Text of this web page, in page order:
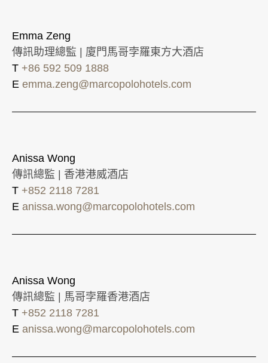
Emma Zeng
傳訊助理總監 | 廈門馬哥孛羅東方大酒店
T +86 592 509 1888
E emma.zeng@marcopolohotels.com
Anissa Wong
傳訊總監 | 香港港威酒店
T +852 2118 7281
E anissa.wong@marcopolohotels.com
Anissa Wong
傳訊總監 | 馬哥孛羅香港酒店
T +852 2118 7281
E anissa.wong@marcopolohotels.com